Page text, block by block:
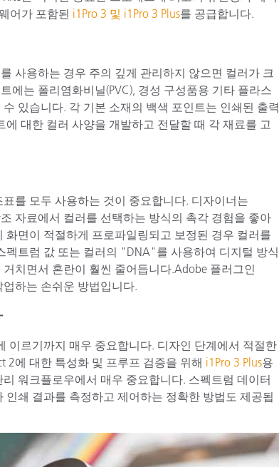
어가 포함된 i1Pro 3 및 i1Pro 3 Plus를 공급합니다.
사용하는 경우 주의 깊게 관리하지 않으면 컬러가 크
에는 폴리염화비닐(PVC), 경성 구성품용 기타 플라스
있습니다. 각 기본 소재의 백색 포인트는 인쇄된 출력
대한 컬러 사양을 개발하고 전달할 때 각 재료를 고
를 모두 사용하는 것이 중요합니다. 디자이너는
자료에서 컬러를 선택하는 방식의 촉각 경험을 좋아
면이 적절하게 프로파일링되고 보정된 경우 컬러를
트럼 값 또는 컬러의 "DNA"를 사용하여 디지털 방식
치면서 혼란이 훨씬 줄어듭니다.Adobe 플러그인
하는 손쉬운 방법입니다.
이르기까지 매우 중요합니다. 디자인 단계에서 적절한
2에 대한 특성화 및 프루프 검증을 위해 i1Pro 3 Plus용
워크플로우에서 매우 중요합니다. 스펙트럼 데이터
쇄 결과를 측정하고 제어하는 정확한 방법도 제공됩